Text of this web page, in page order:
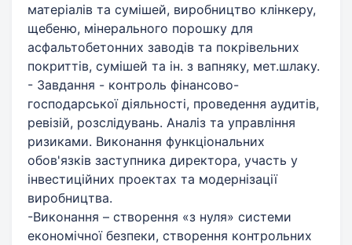
матеріалів та сумішей, виробництво клінкеру,
щебеню, мінерального порошку для
асфальтобетонних заводів та покрівельних
покриттів, сумішей та ін. з вапняку, мет.шлаку.
- Завдання - контроль фінансово-
господарської діяльності, проведення аудитів,
ревізій, розслідувань. Аналіз та управління
ризиками. Виконання функціональних
обов'язків заступника директора, участь у
інвестиційних проектах та модернізації
виробництва.
-Виконання – створення «з нуля» системи
економічної безпеки, створення контрольних